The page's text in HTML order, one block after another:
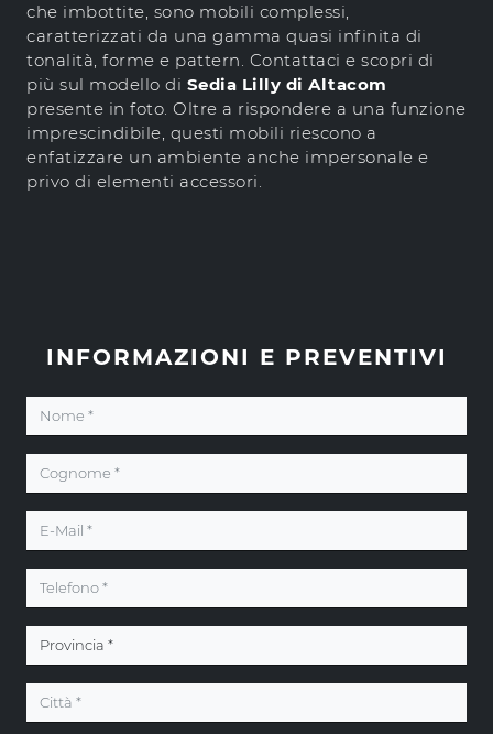
che imbottite, sono mobili complessi,
caratterizzati da una gamma quasi infinita di
tonalità, forme e pattern. Contattaci e scopri di
più sul modello di Sedia Lilly di Altacom
presente in foto. Oltre a rispondere a una funzione
imprescindibile, questi mobili riescono a
enfatizzare un ambiente anche impersonale e
privo di elementi accessori.
INFORMAZIONI E PREVENTIVI